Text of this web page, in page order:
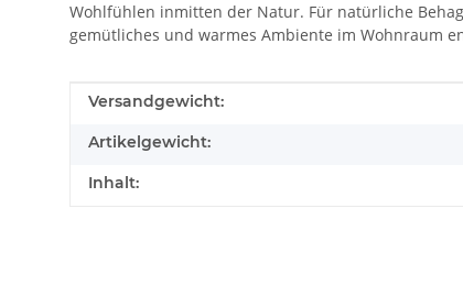
Wohlfühlen inmitten der Natur. Für natürliche
gemütliches und warmes Ambiente im Wohnraum
Produkteigenschaft
Wert
Versandgewicht:
Artikelgewicht:
Inhalt: